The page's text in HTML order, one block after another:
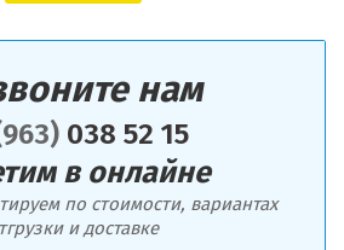
нам
038 52 15
в онлайне
по стоимости, вариантах
и доставке